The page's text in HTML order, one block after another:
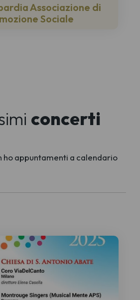
Associazione di
Sociale
concerti
ho appuntamenti a calendario